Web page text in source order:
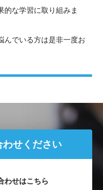
的な学習に取り組みま
んでいる方は是非一度お
わせください
わせはこちら